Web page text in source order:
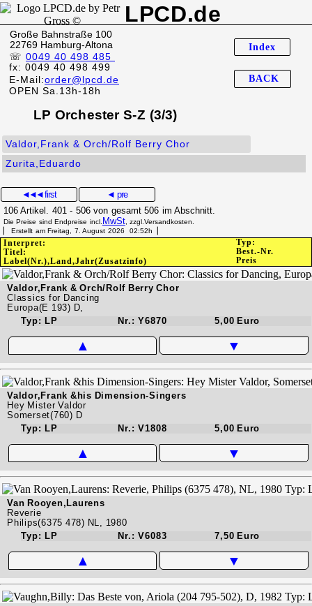
LPCD.de
Große Bahnstraße 100
22769 Hamburg-Altona
☏ 0049 40 498 485
fx: 0049 40 498 499
E-Mail:order@lpcd.de
OPEN Sa.13h-18h
Index
BACK
LP Orchester S-Z (3/3)
Valdor,Frank & Orch/Rolf Berry Chor
Zurita,Eduardo
◄◄◄first
◄ pre
106 Artikel. 401 - 506 von gesamt 506 im Abschnitt.
Die Preise sind Endpreise incl. MwSt, zzgl.Versandkosten.
▏ Erstellt am Freitag, 7. August 2026 02:52h▕
Interpret:
Titel:
Label(Nr.),Land,Jahr(Zusatzinfo)
Typ:
Best.-Nr.
Preis
Valdor,Frank & Orch/Rolf Berry Chor
Classics for Dancing
Europa(E 193) D,
Typ: LP
Nr.: Y6870 5,00 Euro
▲ ▼
Valdor,Frank &his Dimension-Singers
Hey Mister Valdor
Somerset(760) D
Typ: LP
Nr.: V1808 5,00 Euro
▲ ▼
Van Rooyen,Laurens
Reverie
Philips(6375 478) NL, 1980
Typ: LP
Nr.: V6083 7,50 Euro
▲ ▼